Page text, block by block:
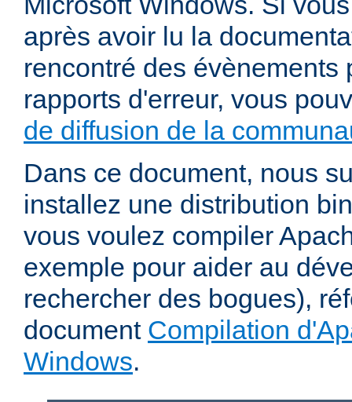
après avoir lu la
rencontré des évènements
rapports d'erreur, vous
de diffusion de la
Dans ce document, nous
installez une distribution
vous voulez compiler
exemple pour aider au
rechercher des bogues),
document Compilation
Windows.